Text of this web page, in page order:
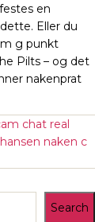
en
Eller du
g punkt
Pilts – og det
nakenprat
chat real
naken c
Search